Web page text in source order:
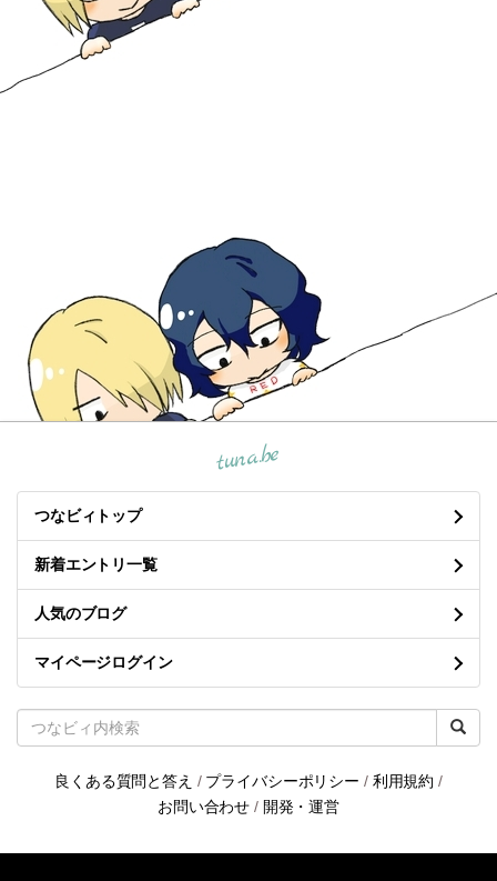
tuna.be
つなビィトップ
新着エントリ一覧
人気のブログ
マイページログイン
良くある質問と答え / プライバシーポリシー / 利用規約 /
お問い合わせ / 開発・運営